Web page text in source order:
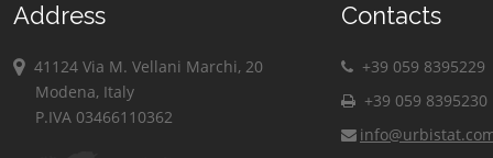
Address
41124 Via M. Vellani Marchi, 20
Modena, Italy
P.IVA 03466110362
Contacts
+39 059 8395229
+39 059 8395230